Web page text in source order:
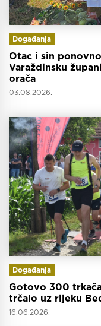
Događanja
Otac i sin
Varaždinsku
orača
03.08.2026.
Događanja
Gotovo 300
trčalo uz rijeku
16.06.2026.